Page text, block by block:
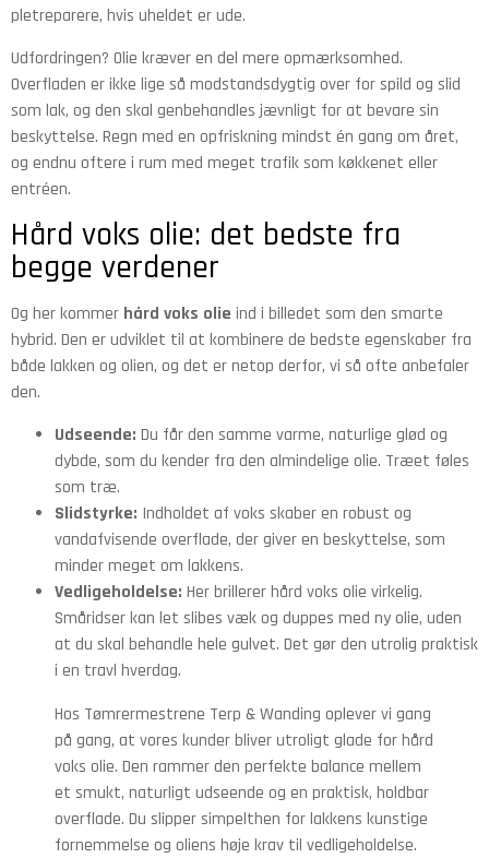
pletreparere, hvis uheldet er ude.
Udfordringen? Olie kræver en del mere opmærksomhed.
Overfladen er ikke lige så modstandsdygtig over for spild og slid
som lak, og den skal genbehandles jævnligt for at bevare sin
beskyttelse. Regn med en opfriskning mindst én gang om året,
og endnu oftere i rum med meget trafik som køkkenet eller
entréen.
Hård voks olie: det bedste fra
begge verdener
Og her kommer hård voks olie ind i billedet som den smarte
hybrid. Den er udviklet til at kombinere de bedste egenskaber fra
både lakken og olien, og det er netop derfor, vi så ofte anbefaler
den.
Udseende: Du får den samme varme, naturlige glød og
dybde, som du kender fra den almindelige olie. Træet føles
som træ.
Slidstyrke: Indholdet af voks skaber en robust og
vandafvisende overflade, der giver en beskyttelse, som
minder meget om lakkens.
Vedligeholdelse: Her brillerer hård voks olie virkelig.
Småridser kan let slibes væk og duppes med ny olie, uden
at du skal behandle hele gulvet. Det gør den utrolig praktisk
i en travl hverdag.
Hos Tømrermestrene Terp & Wanding oplever vi gang
på gang, at vores kunder bliver utroligt glade for hård
voks olie. Den rammer den perfekte balance mellem
et smukt, naturligt udseende og en praktisk, holdbar
overflade. Du slipper simpelthen for lakkens kunstige
fornemmelse og oliens høje krav til vedligeholdelse.